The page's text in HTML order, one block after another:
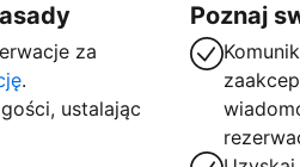
za
.
ustalając
Poznaj